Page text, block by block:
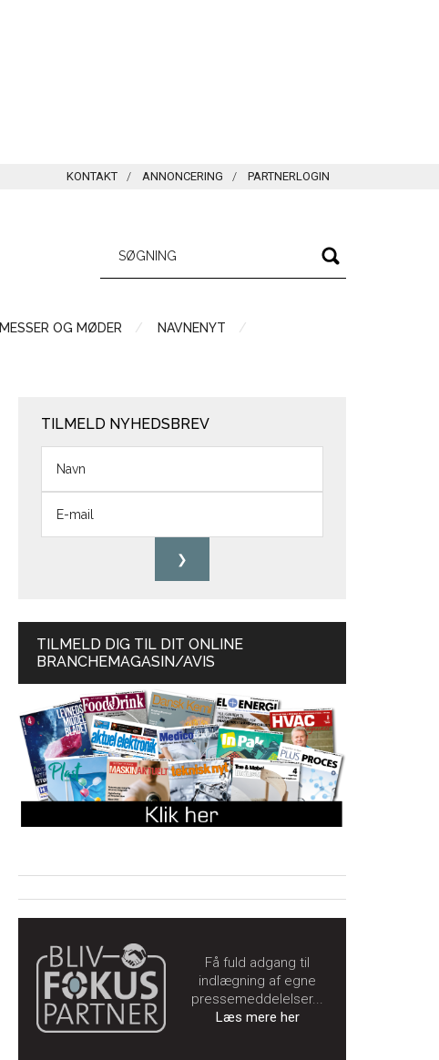
KONTAKT ANNONCERING PARTNERLOGIN
MESSER OG MØDER
NAVNENYT
TILMELD NYHEDSBREV
TILMELD DIG TIL DIT ONLINE
BRANCHEMAGASIN/AVIS
Få fuld adgang til
indlægning af egne
pressemeddelelser...
Læs mere her